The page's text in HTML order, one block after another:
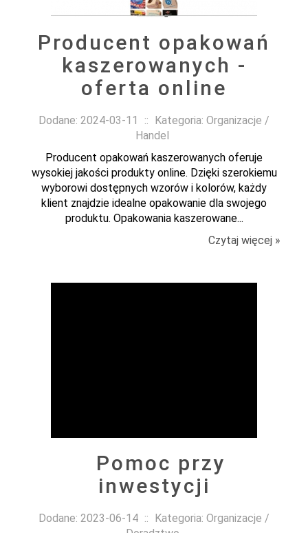
Producent opakowań
kaszerowanych -
oferta online
Dodane: 2024-03-11 :: Kategoria: Organizacje /
Handel
Producent opakowań kaszerowanych oferuje
wysokiej jakości produkty online. Dzięki szerokiemu
wyborowi dostępnych wzorów i kolorów, każdy
klient znajdzie idealne opakowanie dla swojego
produktu. Opakowania kaszerowane...
Czytaj więcej »
Pomoc przy
inwestycji
Dodane: 2023-06-14 :: Kategoria: Organizacje /